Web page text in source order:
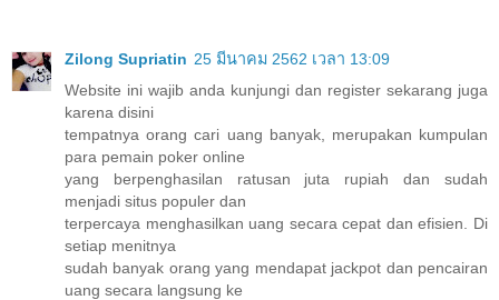
Zilong Supriatin 25 มีนาคม 2562 เวลา 13:09
Website ini wajib anda kunjungi dan register sekarang juga
karena disini
tempatnya orang cari uang banyak, merupakan kumpulan
para pemain poker online
yang berpenghasilan ratusan juta rupiah dan sudah
menjadi situs populer dan
terpercaya menghasilkan uang secara cepat dan efisien. Di
setiap menitnya
sudah banyak orang yang mendapat jackpot dan pencairan
uang secara langsung ke